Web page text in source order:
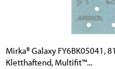
Mirka® Galaxy FY6BK05041,
Kletthaftend, Multifit™...